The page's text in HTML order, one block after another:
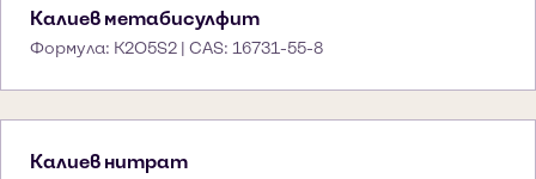
Калиев метабисулфит
Формула: K2O5S2 | CAS: 16731-55-8
Калиев нитрат